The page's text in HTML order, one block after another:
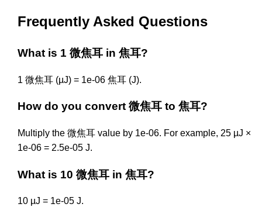
Frequently Asked Questions
What is 1 微焦耳 in 焦耳?
1 微焦耳 (µJ) = 1e-06 焦耳 (J).
How do you convert 微焦耳 to 焦耳?
Multiply the 微焦耳 value by 1e-06. For example, 25 µJ ×
1e-06 = 2.5e-05 J.
What is 10 微焦耳 in 焦耳?
10 µJ = 1e-05 J.